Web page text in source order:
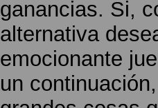
ganancias. Si,
alternativa
emocionante
un